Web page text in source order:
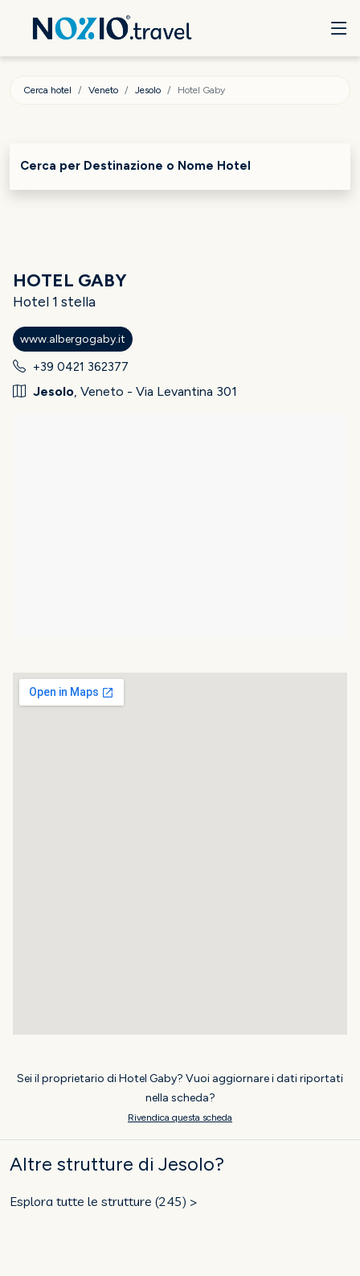
Cerca hotel Veneto Jesolo Hotel Gaby
Cerca per Destinazione o Nome Hotel
HOTEL GABY
Hotel 1 stella
www.albergogaby.it
+39 0421 362377
Jesolo, Veneto - Via Levantina 301
Sei il proprietario di Hotel Gaby? Vuoi aggiornare i dati riportati
nella scheda?
Rivendica questa scheda
Altre strutture di Jesolo?
Esplora tutte le strutture (245) >